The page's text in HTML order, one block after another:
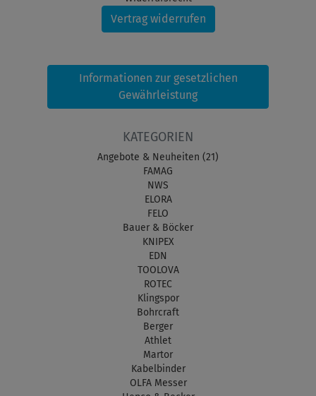
Vertrag widerrufen
Informationen zur gesetzlichen
Gewährleistung
KATEGORIEN
Angebote & Neuheiten (21)
FAMAG
NWS
ELORA
FELO
Bauer & Böcker
KNIPEX
EDN
TOOLOVA
ROTEC
Klingspor
Bohrcraft
Berger
Athlet
Martor
Kabelbinder
OLFA Messer